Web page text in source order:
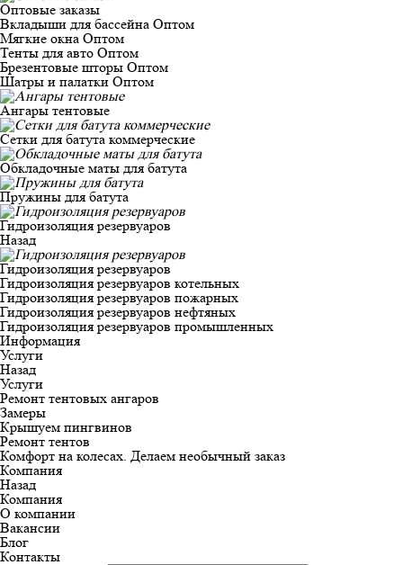
Оптовые заказы
Вкладыши для бассейна Оптом
Мягкие окна Оптом
Тенты для авто Оптом
Брезентовые шторы Оптом
Шатры и палатки Оптом
Ангары тентовые
Сетки для батута коммерческие
Обкладочные маты для батута
Пружины для батута
Гидроизоляция резервуаров
Назад
Гидроизоляция резервуаров
Гидроизоляция резервуаров котельных
Гидроизоляция резервуаров пожарных
Гидроизоляция резервуаров нефтяных
Гидроизоляция резервуаров промышленных
Информация
Услуги
Назад
Услуги
Ремонт тентовых ангаров
Замеры
Крышуем пингвинов
Ремонт тентов
Комфорт на колесах. Делаем необычный заказ
Компания
Назад
Компания
О компании
Вакансии
Блог
Контакты